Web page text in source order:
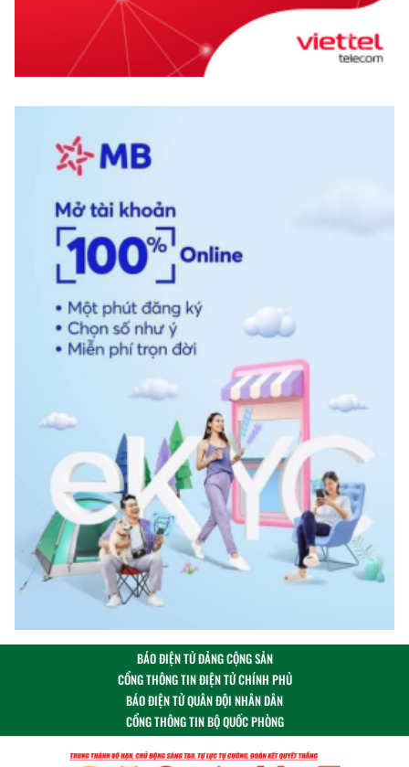
BÁO ĐIỆN TỬ ĐẢNG CỘNG SẢN
CỔNG THÔNG TIN ĐIỆN TỬ CHÍNH PHỦ
BÁO ĐIỆN TỬ QUÂN ĐỘI NHÂN DÂN
CỔNG THÔNG TIN BỘ QUỐC PHÒNG